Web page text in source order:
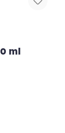
ml